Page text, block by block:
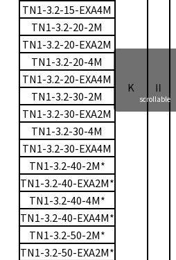
K Ⅱ
TN1-3.2-15-EXA4M
TN1-3.2-20-2M
TN1-3.2-20-EXA2M
TN1-3.2-20-4M
TN1-3.2-20-EXA4M
TN1-3.2-30-2M
TN1-3.2-30-EXA2M
TN1-3.2-30-4M
TN1-3.2-30-EXA4M
TN1-3.2-40-2M*
TN1-3.2-40-EXA2M*
TN1-3.2-40-4M*
TN1-3.2-40-EXA4M*
TN1-3.2-50-2M*
TN1-3.2-50-EXA2M*
scrollable